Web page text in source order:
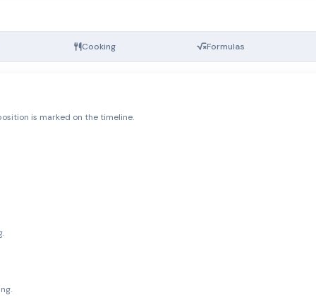
Cooking Formulas
is marked on the timeline.